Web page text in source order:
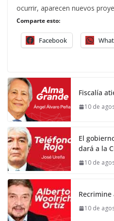
ocurrir, aparecen nuevos
Comparte esto:
Facebook
Fiscalía
10 de
El
dará a la
10 de
10 de